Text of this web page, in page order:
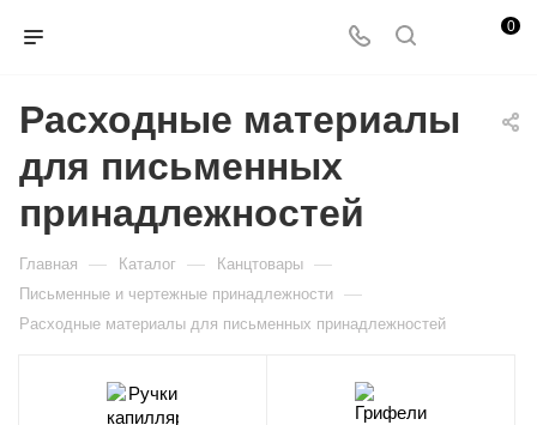
0
Расходные материалы
для письменных
принадлежностей
Главная — Каталог — Канцтовары —
Письменные и чертежные принадлежности —
Расходные материалы для письменных принадлежностей